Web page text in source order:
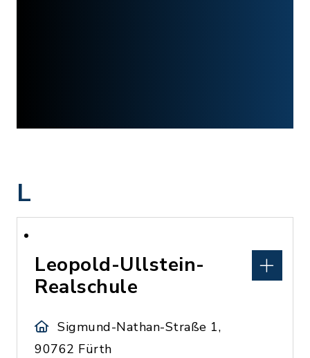
L
Leopold-Ullstein-
Realschule
Sigmund-Nathan-Straße 1,
90762 Fürth